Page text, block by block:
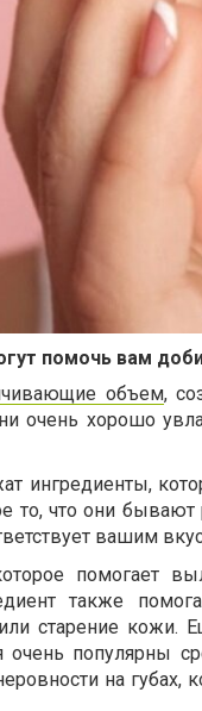
помочь вам
объем,
очень хорошо
ингредиенты,
то, что они
вашим
помогает
также
старение кожи.
очень популярны
на